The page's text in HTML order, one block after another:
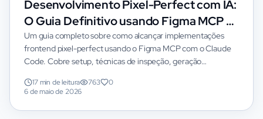
Desenvolvimento Pixel-Perfect com IA:
O Guia Definitivo usando Figma MCP e
Claude Code
Um guia completo sobre como alcançar implementações
frontend pixel-perfect usando o Figma MCP com o Claude
Code. Cobre setup, técnicas de inspeção, geração
tempo real.
17 min de leitura 763
0
6 de maio de 2026